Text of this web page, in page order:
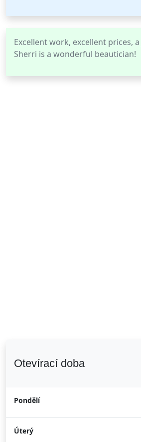
Excellent work, excellent prices,
Sherri is a wonderful beautician!
Otevírací doba
Pondělí
Úterý